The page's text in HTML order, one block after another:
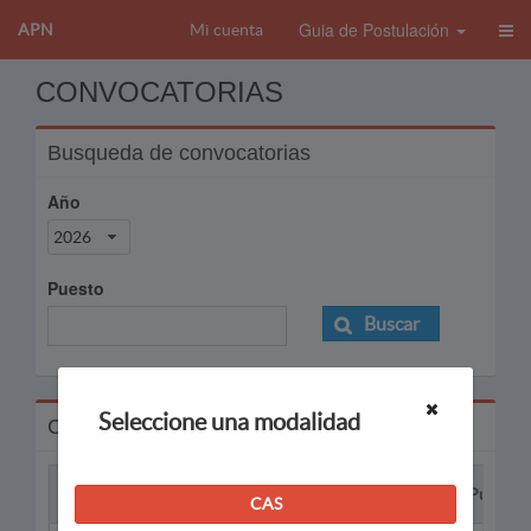
APN Mi cuenta Guia de Postulación
CONVOCATORIAS
Busqueda de convocatorias
Año
2026
Puesto
Buscar
Convocatorias
Puesto
Seleccione una modalidad
CAS